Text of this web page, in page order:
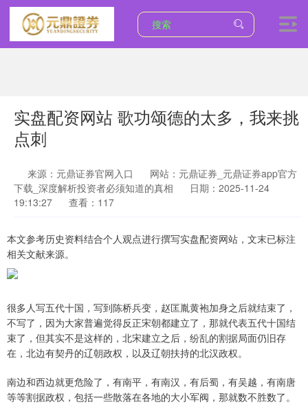
实盘配资网站 歌功颂德的太多，我来挑
点刺
来源：元鼎证券官网入口
网站：元鼎证券_元鼎证券app官方
下载_深度解析投资者必须知道的真相
日期：2025-11-24
19:13:27
查看：117
本文参考历史资料结合个人观点进行撰写实盘配资网站，文末已标注
相关文献来源。
很多人写五代十国，写到陈桥兵变，赵匡胤黄袍加身之后就结束了，
不写了，因为大家普遍觉得反正宋朝都建立了，那就代表五代十国结
束了，但其实不是这样的，北宋建立之后，纷乱的割据局面仍旧存
在，北边有契丹的辽朝政权，以及辽朝扶持的北汉政权。
南边和西边就更危险了，有南平，有南汉，有后蜀，有吴越，有南唐
等等割据政权，包括一些散落在各地的大小军阀，那就数不胜数了。